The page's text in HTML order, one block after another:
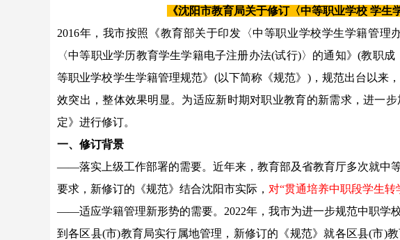
《沈阳市教育局关于修订〈中等职业学校 学
2016年，我市按照《教育部关于印发〈中等职业学校学生学籍管理
〈中等职业学历教育学生学籍电子注册办法(试行)〉的通知》(教职
等职业学校学生学籍管理规范》(以下简称《规范》)，规范出台以来
效突出，整体效果明显。为适应新时期对职业教育的新需求，进一
定》进行修订。
一、修订背景
——落实上级工作部署的需要。近年来，教育部及省教育厅多次就中
要求，新修订的《规范》结合沈阳市实际， 对“贯通培养中职段学生
——适应学籍管理新形势的需要。2022年，我市为进一步规范中职学
到各区县(市)教育局实行属地管理，新修订的《规范》就各区县(市)